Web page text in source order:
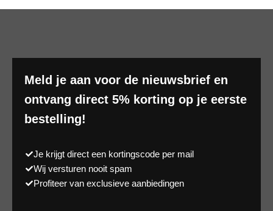
Meld je aan voor de nieuwsbrief en
ontvang direct 5% korting op je eerste
bestelling!
Je krijgt direct een kortingscode per mail
Wij versturen nooit spam
Profiteer van exclusieve aanbiedingen